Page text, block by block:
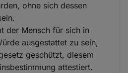
ohne sich dessen
der Mensch für sich in
ausgestattet zu sein,
geschützt, diesem
attestiert.